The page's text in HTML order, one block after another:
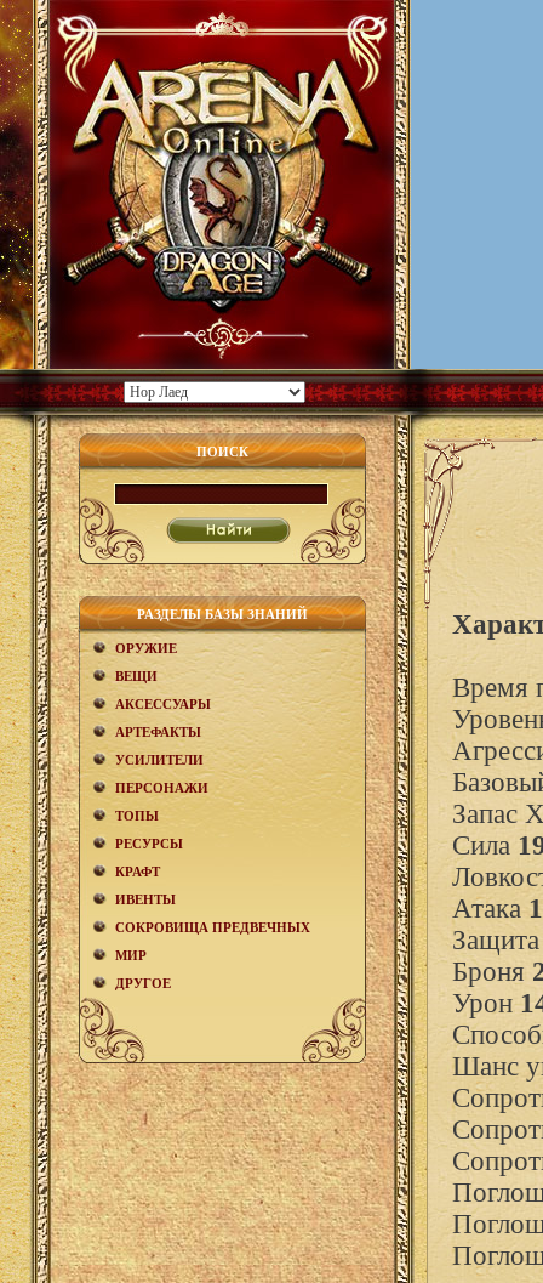
ПОИСК
РАЗДЕЛЫ БАЗЫ ЗНАНИЙ
ОРУЖИЕ
ВЕЩИ
АКCЕСCУАРЫ
АРТЕФАКТЫ
УСИЛИТЕЛИ
ПЕРСОНАЖИ
ТОПЫ
РЕСУРСЫ
КРАФТ
ИВЕНТЫ
СОКРОВИЩА ПРЕДВЕЧНЫХ
МИР
ДРУГОЕ
Время
Запас
Сила
Атака
Броня
Урон
Шанс